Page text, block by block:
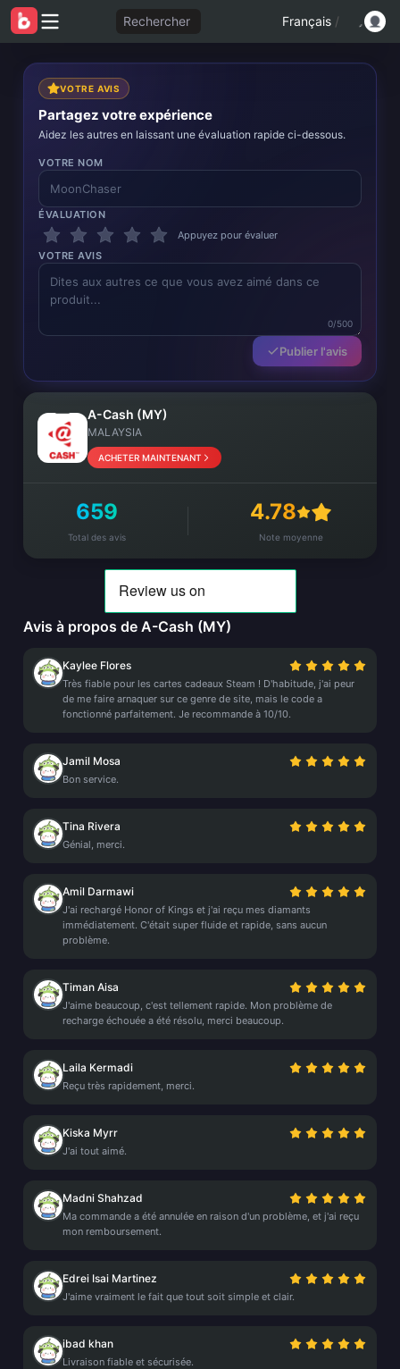
Rechercher Français /
VOTRE AVIS
Partagez votre expérience
Aidez les autres en laissant une évaluation rapide ci-dessous.
VOTRE NOM
ÉVALUATION
Appuyez pour évaluer
VOTRE AVIS
0/500
Publier l'avis
A-Cash (MY)
MALAYSIA
ACHETER MAINTENANT
659
Total des avis
4.78
Note moyenne
Avis à propos de A-Cash (MY)
Kaylee Flores
Très fiable pour les cartes cadeaux Steam ! D'habitude, j'ai peur
de me faire arnaquer sur ce genre de site, mais le code a
fonctionné parfaitement. Je recommande à 10/10.
Jamil Mosa
Bon service.
Tina Rivera
Génial, merci.
Amil Darmawi
J'ai rechargé Honor of Kings et j'ai reçu mes diamants
immédiatement. C'était super fluide et rapide, sans aucun
problème.
Timan Aisa
J'aime beaucoup, c'est tellement rapide. Mon problème de
recharge échouée a été résolu, merci beaucoup.
Laila Kermadi
Reçu très rapidement, merci.
Kiska Myrr
J'ai tout aimé.
Madni Shahzad
Ma commande a été annulée en raison d'un problème, et j'ai reçu
mon remboursement.
Edrei Isai Martinez
J'aime vraiment le fait que tout soit simple et clair.
ibad khan
Livraison fiable et sécurisée.